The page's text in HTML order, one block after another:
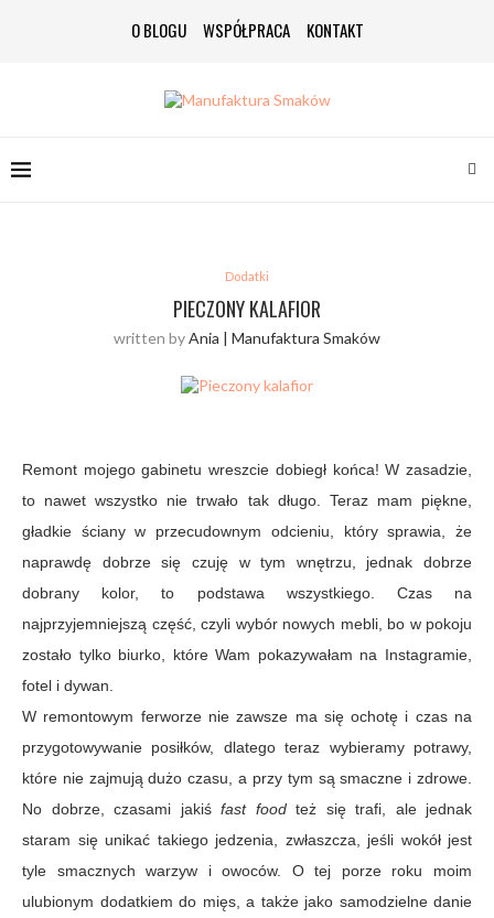
O BLOGU WSPÓŁPRACA KONTAKT
Dodatki
PIECZONY KALAFIOR
written byAnia | Manufaktura Smaków
Remont mojego gabinetu wreszcie dobiegł końca! W zasadzie,
to nawet wszystko nie trwało tak długo. Teraz mam piękne,
gładkie ściany w przecudownym odcieniu, który sprawia, że
naprawdę dobrze się czuję w tym wnętrzu, jednak dobrze
dobrany kolor, to podstawa wszystkiego. Czas na
najprzyjemniejszą część, czyli wybór nowych mebli, bo w pokoju
zostało tylko biurko, które Wam pokazywałam na Instagramie,
fotel i dywan.
W remontowym ferworze nie zawsze ma się ochotę i czas na
przygotowywanie posiłków, dlatego teraz wybieramy potrawy,
które nie zajmują dużo czasu, a przy tym są smaczne i zdrowe.
No dobrze, czasami jakiś fast foodteż się trafi, ale jednak
staram się unikać takiego jedzenia, zwłaszcza, jeśli wokół jest
tyle smacznych warzyw i owoców. O tej porze roku moim
ulubionym dodatkiem do mięs, a także jako samodzielne danie